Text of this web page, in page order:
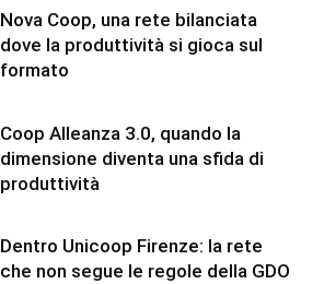
Nova Coop, una rete bilanciata
dove la produttività si gioca sul
formato
Coop Alleanza 3.0, quando la
dimensione diventa una sfida di
produttività
Dentro Unicoop Firenze: la rete
che non segue le regole della GDO